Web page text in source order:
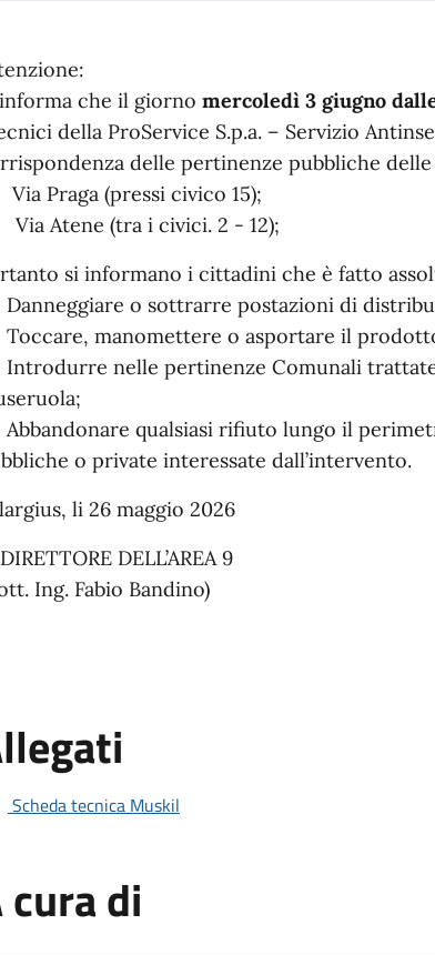
che il giorno mercoledì 3 giugno
della ProService S.p.a. – Servizio
delle pertinenze pubbliche
Praga (pressi civico 15);
Atene (tra i civici. 2 - 12);
si informano i cittadini che è fatto
o sottrarre postazioni di
manomettere o asportare il
nelle pertinenze Comunali
qualsiasi rifiuto lungo il
o private interessate dall’intervento.
li 26 maggio 2026
DELL’AREA 9
Ing. Fabio Bandino)
Scheda tecnica Muskil
cura di